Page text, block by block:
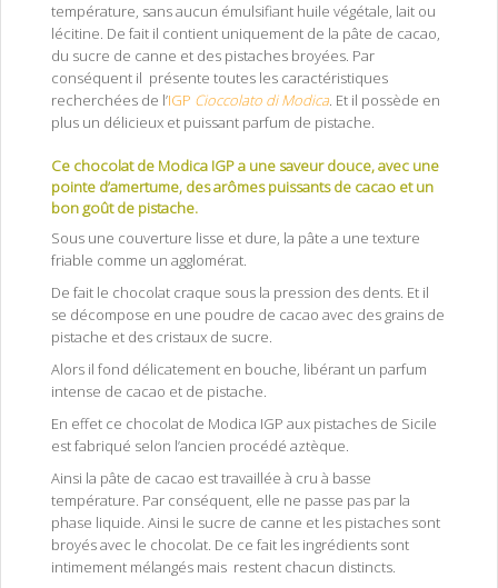
température, sans aucun émulsifiant huile végétale, lait ou
lécitine. De fait il contient uniquement de la pâte de cacao,
du sucre de canne et des pistaches broyées. Par
conséquent il présente toutes les caractéristiques
recherchées de l’IGP Cioccolato di Modica. Et il possède en
plus un délicieux et puissant parfum de pistache.
Ce chocolat de Modica IGP a une saveur douce, avec une
pointe d’amertume, des arômes puissants de cacao et un
bon goût de pistache.
Sous une couverture lisse et dure, la pâte a une texture
friable comme un agglomérat.
De fait le chocolat craque sous la pression des dents. Et il
se décompose en une poudre de cacao avec des grains de
pistache et des cristaux de sucre.
Alors il fond délicatement en bouche, libérant un parfum
intense de cacao et de pistache.
En effet ce chocolat de Modica IGP aux pistaches de Sicile
est fabriqué selon l’ancien procédé aztèque.
Ainsi la pâte de cacao est travaillée à cru à basse
température. Par conséquent, elle ne passe pas par la
phase liquide. Ainsi le sucre de canne et les pistaches sont
broyés avec le chocolat. De ce fait les ingrédients sont
intimement mélangés mais restent chacun distincts.